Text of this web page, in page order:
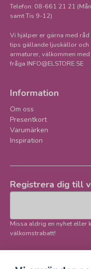
Telefon: 08-661 21 21 (Mån
samt Tis 9-12)
Vi hjälper er gärna med råd
tips gällande ljuskällor och
armaturer, välkommen
fråga INFO@ELSTORE.SE
Information
Om oss
Presentkort
Varumärken
Inspiration
Registrera dig till
Missa aldrig en nyhet eller
välkomstrabatt!